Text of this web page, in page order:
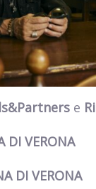
e
DI VERONA
DI VERONA